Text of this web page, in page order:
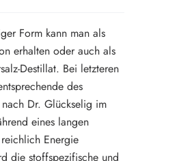
Form kann man als
erhalten oder auch als
Destillat. Bei letzteren
des
Dr. Glückselig im
eines langen
Energie
die stoffspezifische und